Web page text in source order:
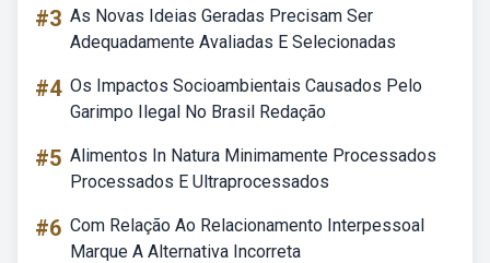
#3 As Novas Ideias Geradas Precisam Ser
Adequadamente Avaliadas E Selecionadas
#4 Os Impactos Socioambientais Causados Pelo
Garimpo Ilegal No Brasil Redação
#5 Alimentos In Natura Minimamente Processados
Processados E Ultraprocessados
#6 Com Relação Ao Relacionamento Interpessoal
Marque A Alternativa Incorreta